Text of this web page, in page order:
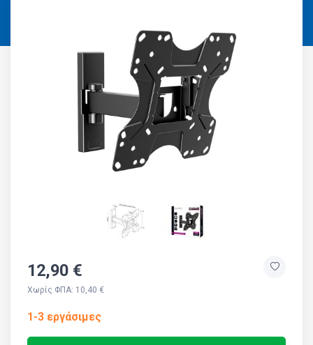
12,90 €
Χωρίς ΦΠΑ: 10,40 €
1-3 εργάσιμες